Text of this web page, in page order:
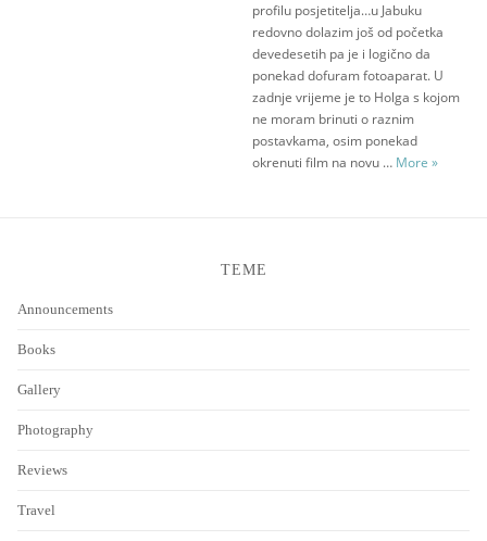
profilu posjetitelja…u Jabuku
redovno dolazim još od početka
devedesetih pa je i logično da
ponekad dofuram fotoaparat. U
zadnje vrijeme je to Holga s kojom
ne moram brinuti o raznim
postavkama, osim ponekad
okrenuti film na novu … More GK
»
TEME
Announcements
Books
Gallery
Photography
Reviews
Travel